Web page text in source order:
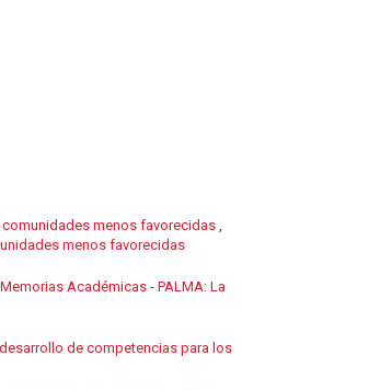
menos favorecidas ,
menos favorecidas
Académicas - PALMA: La
de competencias para los